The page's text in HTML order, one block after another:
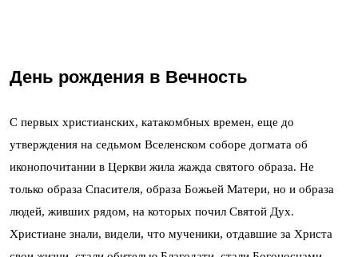
День рождения в Вечность
С первых христианских, катакомбных времен, еще до
утверждения на седьмом Вселенском соборе догмата об
иконопочитании в Церкви жила жажда святого образа. Не
только образа Спасителя, образа Божьей Матери, но и образа
людей, живших рядом, на которых почил Святой Дух.
Христиане знали, видели, что мученики, отдавшие за Христа